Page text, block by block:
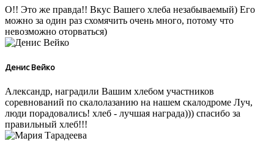
О!! Это же правда!! Вкус Вашего хлеба незабываемый) Его
можно за один раз схомячить очень много, потому что
невозможно оторваться)
Денис Вейко
Александр, наградили Вашим хлебом участников
соревнований по скалолазанию на нашем скалодроме Луч,
люди порадовались! хлеб - лучшая награда))) спасибо за
правильный хлеб!!!